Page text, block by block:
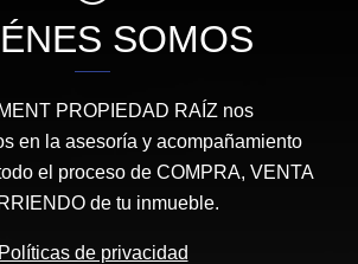
SOMOS
PROPIEDAD RAÍZ nos
en la asesoría y acompañamiento
el proceso de COMPRA, VENTA
de tu inmueble.
Políticas de privacidad